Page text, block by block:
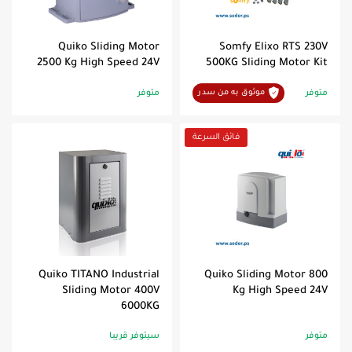
Somfy Elixo RTS 230V
500KG Sliding Motor Kit
متوفر موثوق به من سدر
Quiko Sliding Motor
2500 Kg High Speed 24V
متوفر
فائق السرعة
Quiko Sliding Motor 800
Kg High Speed 24V
متوفر
Quiko TITANO Industrial
Sliding Motor 400V
6000KG
سيتوفر قريبا